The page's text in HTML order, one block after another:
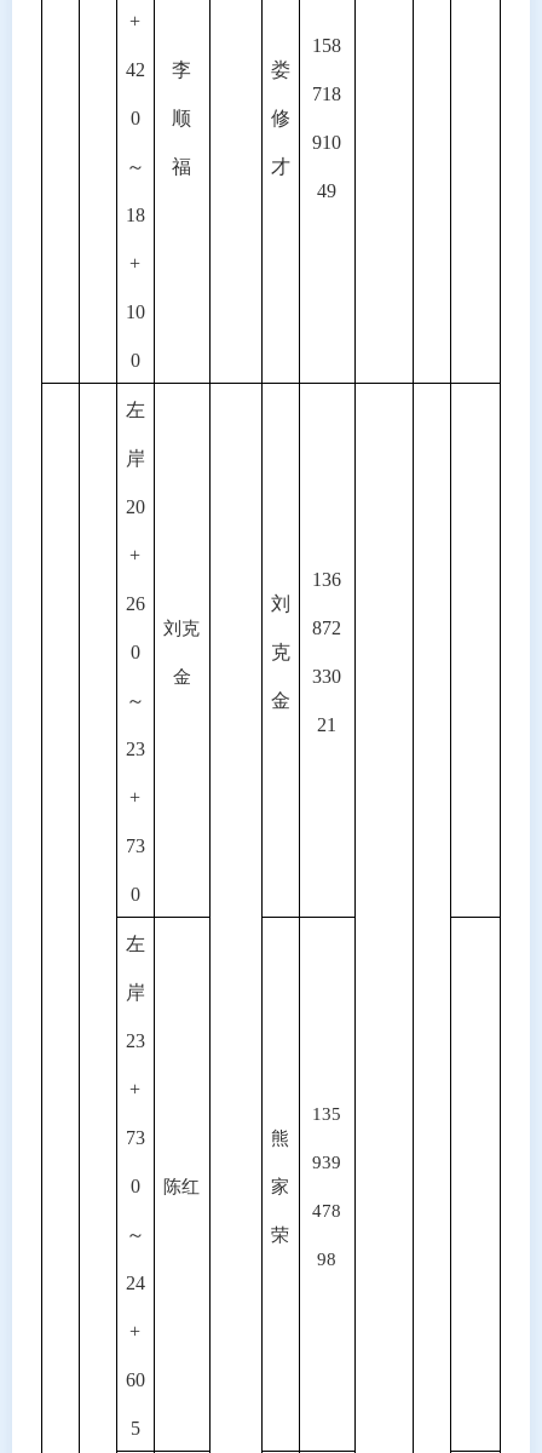
+
42
0
～
18
+
10
0
李
顺
福
娄
修
才
158
718
910
49
左
岸
20
+
26
0
～
23
+
73
0
刘克
金
刘
克
金
136
872
330
21
左
岸
23
+
73
0
～
24
+
60
5
陈红
熊
家
荣
135
939
478
98